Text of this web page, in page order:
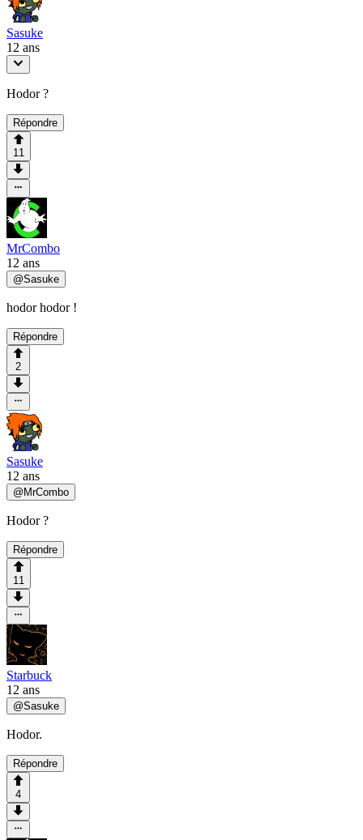
Sasuke
12 ans
Hodor ?
Répondre
11
MrCombo
12 ans
@Sasuke
hodor hodor !
Répondre
2
Sasuke
12 ans
@ MrCombo
Hodor ?
Répondre
11
Starbuck
12 ans
@Sasuke
Hodor.
Répondre
4